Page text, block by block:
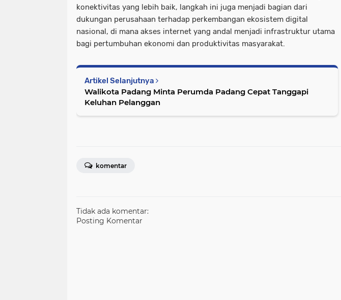
konektivitas yang lebih baik, langkah ini juga menjadi bagian dari
dukungan perusahaan terhadap perkembangan ekosistem digital
nasional, di mana akses internet yang andal menjadi infrastruktur utama
bagi pertumbuhan ekonomi dan produktivitas masyarakat.
Artikel Selanjutnya
Walikota Padang Minta Perumda Padang Cepat Tanggapi
Keluhan Pelanggan
komentar
Tidak ada komentar:
Posting Komentar